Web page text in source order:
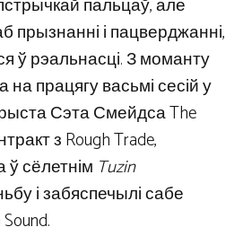
і пацверджанні,
ў рэальнасці. З моманту
працягу васьмі сесій у
Сэта Смейдса The
з Rough Trade,
сёлетнім Tuzin
і забяспечылі сабе